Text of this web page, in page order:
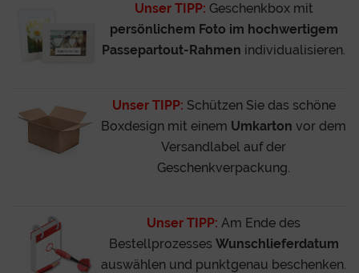
Unser TIPP: Geschenkbox mit
persönlichem Foto im hochwertigem
Passepartout-Rahmen individualisieren.
Unser TIPP: Schützen Sie das schöne
Boxdesign mit einem Umkarton vor dem
Versandlabel auf der
Geschenkverpackung.
Unser TIPP: Am Ende des
Bestellprozesses Wunschlieferdatum
auswählen und punktgenau beschenken.